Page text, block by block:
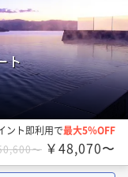
ト
ント即利用で最大5％OFF
〜 ￥48,070〜